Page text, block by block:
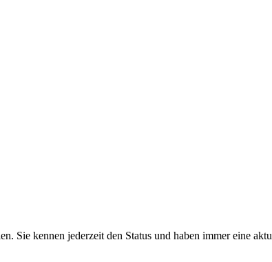
Sie kennen jederzeit den Status und haben immer eine